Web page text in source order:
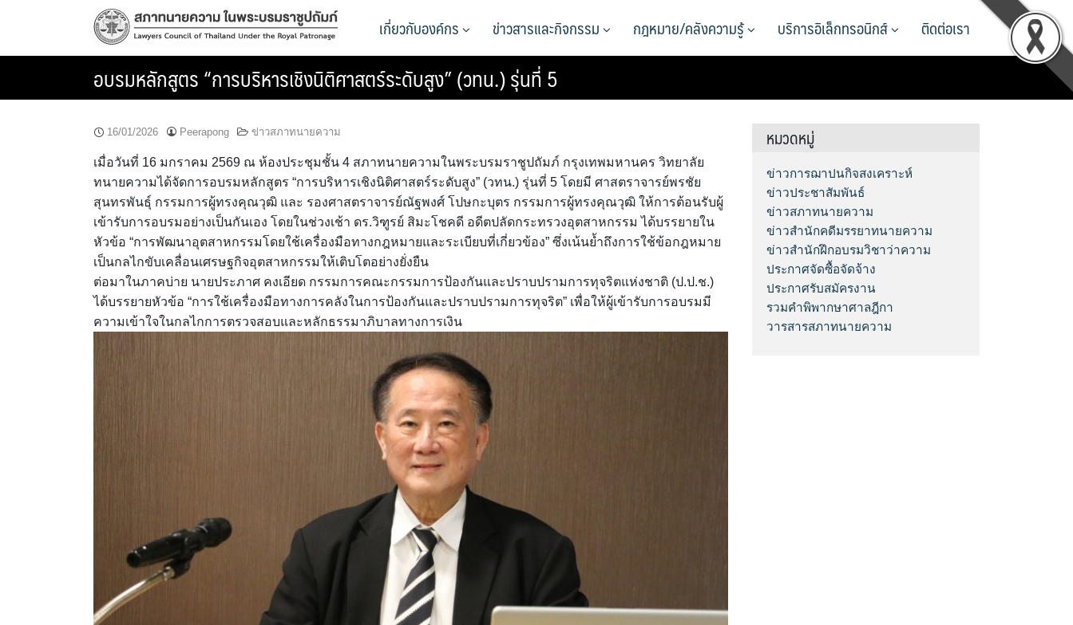
เกี่ยวกับองค์กร ข่าวสารและกิจกรรม กฎหมาย/คลังความรู้ บริการอิเล็กทรอนิกส์ ติดต่อเรา
อบรมหลักสูตร “การบริหารเชิงนิติศาสตร์ระดับสูง” (วทน.) รุ่นที่ 5
16/01/2026 Peerapong ข่าวสภาทนายความ
เมื่อวันที่ 16 มกราคม 2569 ณ ห้องประชุมชั้น 4 สภาทนายความในพระบรมราชูปถัมภ์ กรุงเทพมหานคร วิทยาลัย
ทนายความได้จัดการอบรมหลักสูตร “การบริหารเชิงนิติศาสตร์ระดับสูง” (วทน.) รุ่นที่ 5 โดยมี ศาสตราจารย์พรชัย
สุนทรพันธุ์ กรรมการผู้ทรงคุณวุฒิ และ รองศาสตราจารย์ณัฐพงศ์ โปษกะบุตร กรรมการผู้ทรงคุณวุฒิ ให้การต้อนรับผู้
เข้ารับการอบรมอย่างเป็นกันเอง โดยในช่วงเช้า ดร.วิฑูรย์ สิมะโชคดี อดีตปลัดกระทรวงอุตสาหกรรม ได้บรรยายใน
หัวข้อ “การพัฒนาอุตสาหกรรมโดยใช้เครื่องมือทางกฎหมายและระเบียบที่เกี่ยวข้อง” ซึ่งเน้นย้ำถึงการใช้ข้อกฎหมาย
เป็นกลไกขับเคลื่อนเศรษฐกิจอุตสาหกรรมให้เติบโตอย่างยั่งยืน
ต่อมาในภาคบ่าย นายประภาศ คงเอียด กรรมการคณะกรรมการป้องกันและปราบปรามการทุจริตแห่งชาติ (ป.ป.ช.)
ได้บรรยายหัวข้อ “การใช้เครื่องมือทางการคลังในการป้องกันและปราบปรามการทุจริต” เพื่อให้ผู้เข้ารับการอบรมมี
ความเข้าใจในกลไกการตรวจสอบและหลักธรรมาภิบาลทางการเงิน
หมวดหมู่
ข่าวการฌาปนกิจสงเคราะห์
ข่าวประชาสัมพันธ์
ข่าวสภาทนายความ
ข่าวสำนักคดีมรรยาทนายความ
ข่าวสำนักฝึกอบรมวิชาว่าความ
ประกาศจัดซื้อจัดจ้าง
ประกาศรับสมัครงาน
รวมคำพิพากษาศาลฎีกา
วารสารสภาทนายความ